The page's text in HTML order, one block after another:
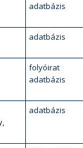
adatbázis
adatbázis
folyóirat
adatbázis
adatbázis